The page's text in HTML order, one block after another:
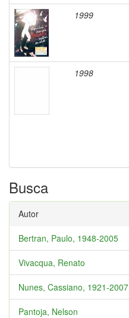
1999
1998
Busca
Autor
Bertran, Paulo, 1948-2005
Vivacqua, Renato
Nunes, Cassiano, 1921-2007
Pantoja, Nelson